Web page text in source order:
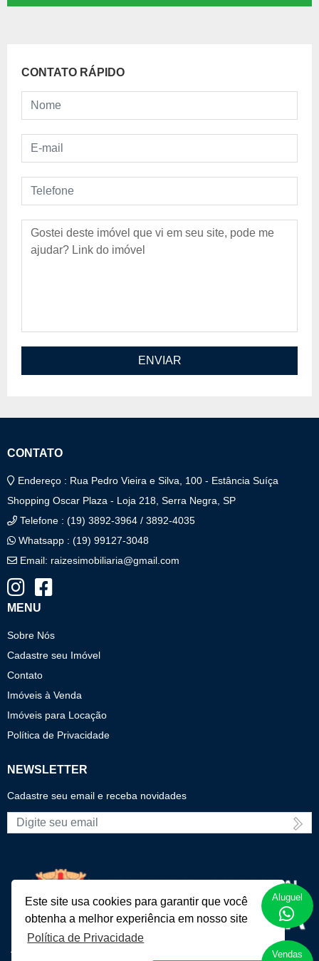
Este site usa cookies para garantir que você
obtenha a melhor experiência em nosso site
Política de Privacidade
CONTATO RÁPIDO
Nome
E-mail
Telefone
Mensagem
ENVIAR
CONTATO
Endereço : Rua Pedro Vieira e Silva, 100 - Estância Suíça
Shopping Oscar Plaza - Loja 218, Serra Negra, SP
Telefone : (19) 3892-3964 / 3892-4035
Whatsapp : (19) 99127-3048
Email: raizesimobiliaria@gmail.com
MENU
Sobre Nós
Cadastre seu Imóvel
Contato
Imóveis à Venda
Imóveis para Locação
Política de Privacidade
NEWSLETTER
Cadastre seu email e receba novidades
E-mail
Aluguel
Vendas